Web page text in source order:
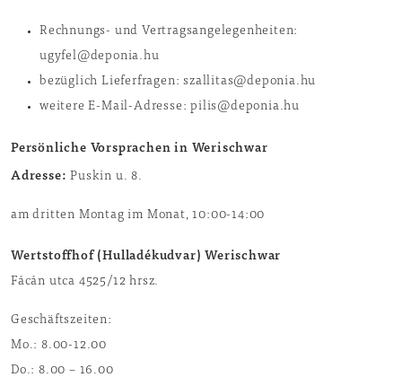
Rechnungs- und Vertragsangelegenheiten:
ugyfel@deponia.hu
bezüglich Lieferfragen: szallitas@deponia.hu
weitere E-Mail-Adresse: pilis@deponia.hu
Persönliche Vorsprachen in Werischwar
Adresse:Puskin u. 8.
am dritten Montag im Monat, 10:00-14:00
Wertstoffhof (Hulladékudvar) Werischwar
Fácán utca 4525/12 hrsz.
Geschäftszeiten:
Mo.: 8.00-12.00
Do.: 8.00 – 16.00